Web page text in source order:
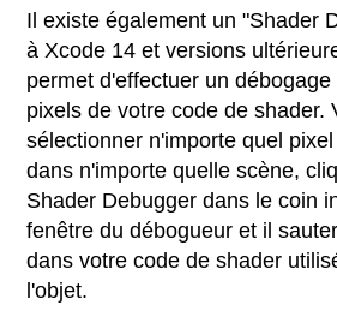
Il existe également un "Shader
à Xcode 14 et versions
permet d'effectuer un
pixels de votre code de shader.
sélectionner n'importe quel
dans n'importe quelle scène,
Shader Debugger dans le coin
fenêtre du débogueur et il
dans votre code de shader
l'objet.